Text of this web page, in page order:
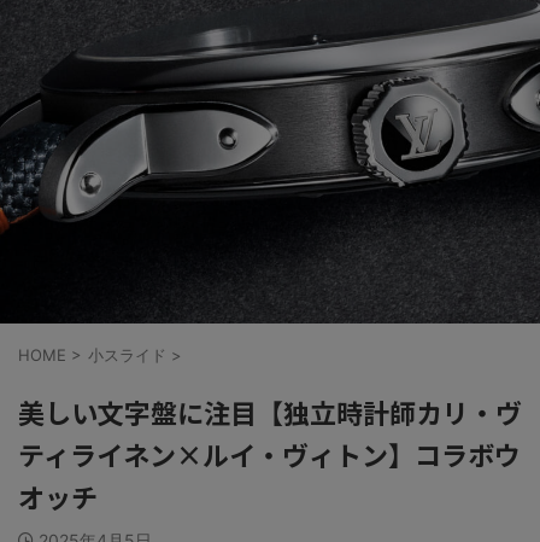
HOME > 小スライド >
美しい文字盤に注目【独立時計師カリ・ヴ
ティライネン×ルイ・ヴィトン】コラボウ
オッチ